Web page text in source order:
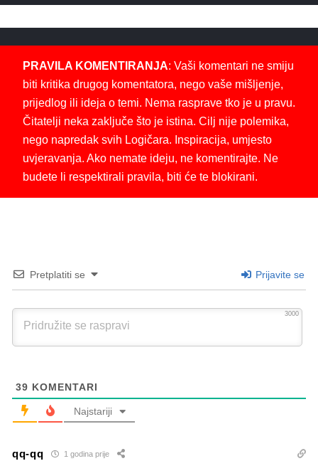
PRAVILA KOMENTIRANJA: Vaši komentari ne smiju
biti kritika drugog komentatora, nego vaše mišljenje,
prijedlog ili ideja o temi. Nema rasprave tko je u pravu.
Čitatelji neka zaključe što je istina. Cilj nije polemika,
nego napredak svih Logičara. Inspiracija, umjesto
uvjeravanja. Ako nemate ideju, ne komentirajte. Ne
budete li respektirali pravila, biti će te blokirani.
Pretplatiti se Prijavite se
3000
39 KOMENTARI
Najstariji
qq-qq 1 godina prije